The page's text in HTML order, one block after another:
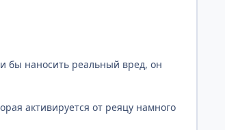
бы наносить реальный вред, он
активируется от реяцу намного